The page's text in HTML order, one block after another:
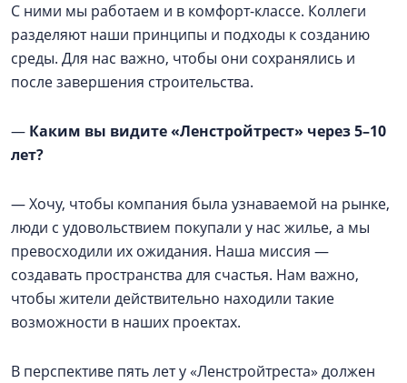
С ними мы работаем и в комфорт-классе. Коллеги
разделяют наши принципы и подходы к созданию
среды. Для нас важно, чтобы они сохранялись и
после завершения строительства.
— Каким вы видите «Ленстройтрест» через 5–10
лет?
— Хочу, чтобы компания была узнаваемой на рынке,
люди с удовольствием покупали у нас жилье, а мы
превосходили их ожидания. Наша миссия —
создавать пространства для счастья. Нам важно,
чтобы жители действительно находили такие
возможности в наших проектах.
В перспективе пять лет у «Ленстройтреста» должен